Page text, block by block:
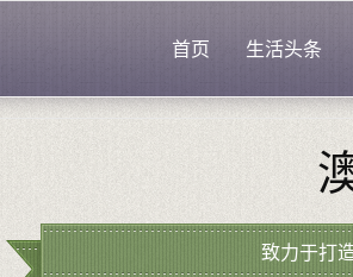
首页 生活头条
致力于打